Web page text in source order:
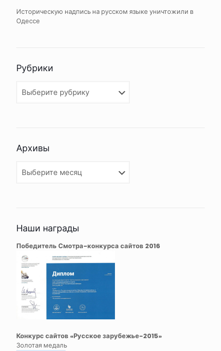
Историческую надпись на русском языке уничтожили в
Одессе
Рубрики
Архивы
Наши награды
Победитель Смотра-конкурса сайтов 2016
Конкурс сайтов «Русское зарубежье-2015»
Золотая медаль